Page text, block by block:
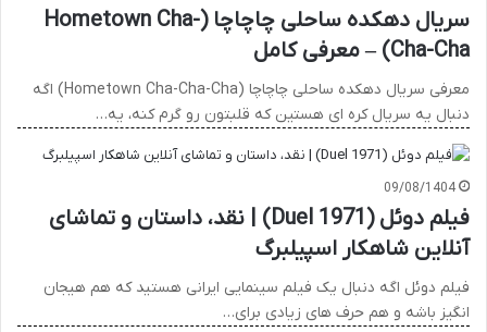
سریال دهکده ساحلی چاچاچا (Hometown Cha-
Cha-Cha) – معرفی کامل
معرفی سریال دهکده ساحلی چاچاچا (Hometown Cha-Cha-Cha) اگه
دنبال یه سریال کره ای هستین که قلبتون رو گرم کنه، یه…
09/08/1404
فیلم دوئل (Duel 1971) | نقد، داستان و تماشای
آنلاین شاهکار اسپیلبرگ
فیلم دوئل اگه دنبال یک فیلم سینمایی ایرانی هستید که هم هیجان
انگیز باشه و هم حرف های زیادی برای…